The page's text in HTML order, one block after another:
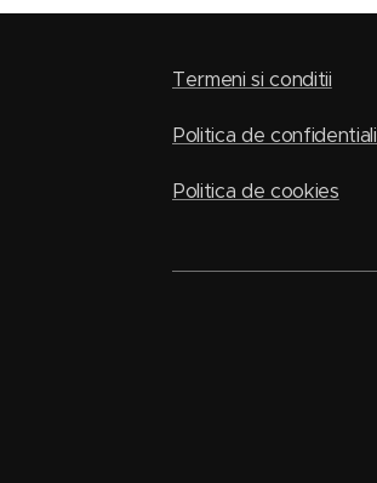
Termeni si conditii
Politica de
Politica de cookies